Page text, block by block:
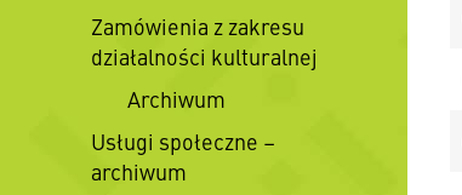
Zamówienia z zakresu
działalności kulturalnej
Archiwum
Usługi społeczne –
archiwum